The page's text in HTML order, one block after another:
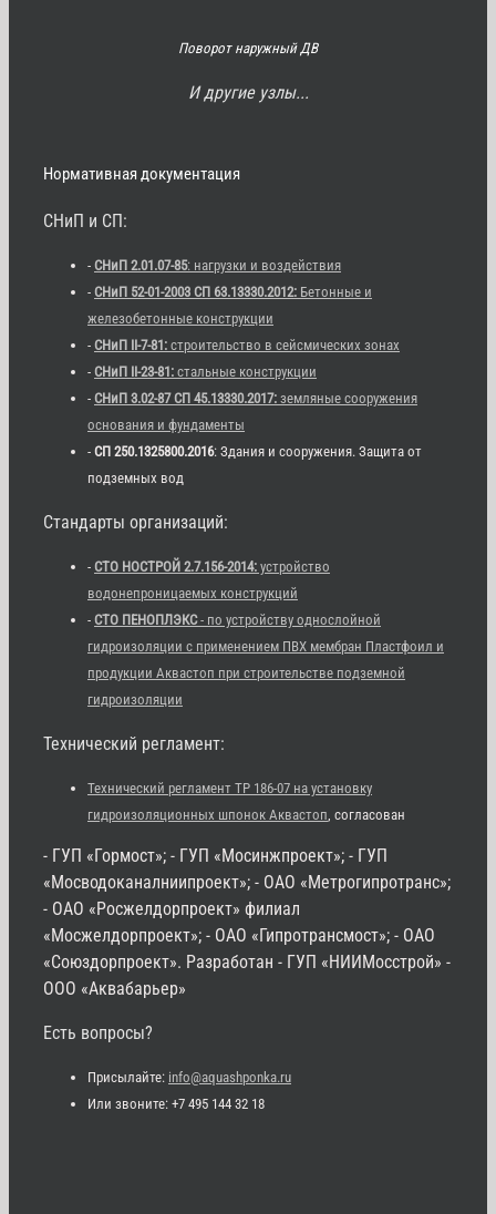
Поворот наружный ДВ
И другие узлы...
Нормативная документация
СНиП и СП:
- СНиП 2.01.07-85: нагрузки и воздействия
- СНиП 52-01-2003 СП 63.13330.2012: Бетонные и
железобетонные конструкции
- СНиП II-7-81: строительство в сейсмических зонах
- СНиП II-23-81: стальные конструкции
- СНиП 3.02-87 СП 45.13330.2017: земляные сооружения
основания и фундаменты
- СП 250.1325800.2016: Здания и сооружения. Защита от
подземных вод
Стандарты организаций:
- СТО НОСТРОЙ 2.7.156-2014: устройство
водонепроницаемых конструкций
- СТО ПЕНОПЛЭКС- по устройству однослойной
гидроизоляции с применением ПВХ мембран Пластфоил и
продукции Аквастоп при строительстве подземной
гидроизоляции
Технический регламент:
Технический регламент ТР 186-07 на установку
гидроизоляционных шпонок Аквастоп, согласован
- ГУП «Гормост»; - ГУП «Мосинжпроект»; - ГУП
«Мосводоканалниипроект»; - ОАО «Метрогипротранс»;
- ОАО «Росжелдорпроект» филиал
«Мосжелдорпроект»; - ОАО «Гипротрансмост»; - ОАО
«Союздорпроект». Разработан - ГУП «НИИМосстрой» -
ООО «Аквабарьер»
Есть вопросы?
Присылайте: info@aquashponka.ru
Или звоните: +7 495 144 32 18